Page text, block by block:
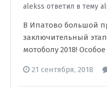
alekss ответил в тему
В Ипатово большой
заключительный
мотоболу 2018!
21 сентября, 2018